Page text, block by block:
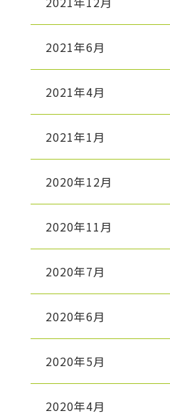
2021年6月
2021年4月
2021年1月
2020年12月
2020年11月
2020年7月
2020年6月
2020年5月
2020年4月